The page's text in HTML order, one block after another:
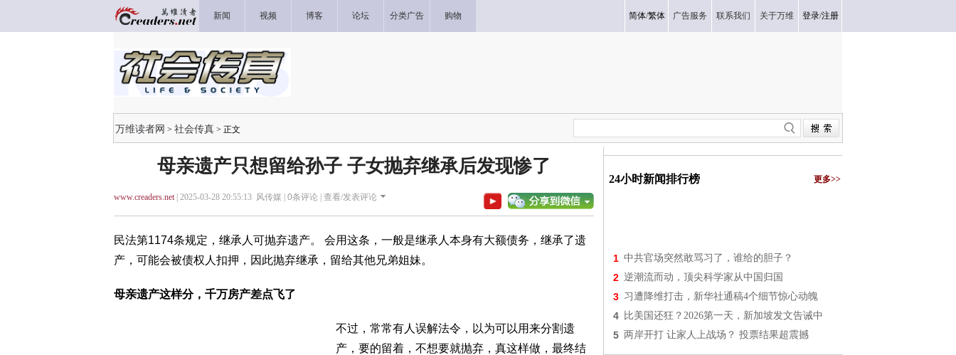
新闻 视频 博客 论坛 分类广告 购物 简体/繁体 广告服务 联系我们 关于万维 登录/注册
万维读者网 > 社会传真 > 正文
母亲遗产只想留给孙子 子女抛弃继承后发现惨了
www.creaders.net| 2025-03-28 20:55:13 风传媒 | 0条评论 | 查看/发表评论
民法第1174条规定，继承人可抛弃遗产。 会用这条，一般是继承人本身有大额债务，继承了遗
产，可能会被债权人扣押，因此抛弃继承，留给其他兄弟姐妹。
母亲遗产这样分，千万房产差点飞了
不过，常常有人误解法令，以为可以用来分割遗
产，要的留着，不想要就抛弃，真这样做，最终结
24小时新闻排行榜 更多>>
1 中共官场突然敢骂习了，谁给的胆子？
2 逆潮流而动，顶尖科学家从中国归国
3 习遭降维打击，新华社通稿4个细节惊心动魄
4 比美国还狂？2026第一天，新加坡发文告诫中
5 两岸开打 让家人上战场？ 投票结果超震撼